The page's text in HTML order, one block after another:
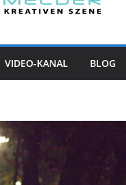
VIDEO-KANAL BLOG